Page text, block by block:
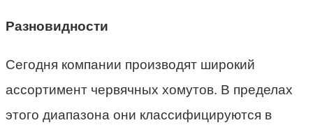
Разновидности
Сегодня компании производят широкий
ассортимент червячных хомутов. В пределах
этого диапазона они классифицируются в